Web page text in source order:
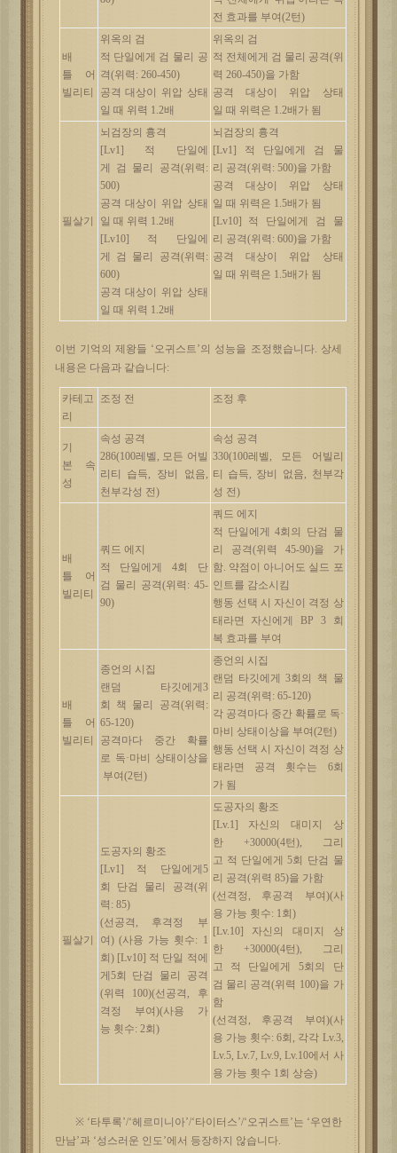
전 효과를 부여 (2턴)
배
틀
어
빌리티
위옥의 검
적 단일에게 검 물리
공
격(위력 : 260-450)
공격 대상이 위압 상태
일 때 위력 1.2배
위옥의 검
적 전체에게 검 물리 공격(위
력 260-450)을 가함
공격
대상이 위압
상태
일 때 위력은 1.2배가 됨
필살기
뇌검장의 흉격
[Lv1] 적
단일에
게
검 물리 공격(위력 :
500)
공격 대상이 위압 상태
일 때 위력 1.2배
[Lv10] 적
단일에
게
검 물리 공격(위력 :
600)
공격 대상이 위압 상태
일 때 위력 1.2배
뇌검장의 흉격
[Lv1] 적 단일에게 검
물
리 공격(위력 : 500)을 가함
공격
대상이 위압
상태
일 때 위력은 1.5배가 됨
[Lv10] 적 단일에게 검
물
리 공격(위력 : 600)을 가함
공격
대상이 위압
상태
일 때 위력은 1.5배가 됨
이번 기억의 제왕들 ‘오귀스트’의 성능을 조정했습니다. 상세
내용은 다음과 같습니다:
카테고
리
조정 전 조정 후
기
본
속
성
속성 공격
286(100레벨 모든 어빌
리티
습득 장비 없음
천부각성 전)
속성 공격
330(100레벨 모든
어빌리
티 습득 장비 없음
천부각
성 전)
배
틀
어
빌리티
쿼드 에지
적
단일에게 4회 단
검 물리 공격(위력 : 45-
90)
쿼드 에지
적 단일에게 4회의 단검
물
리
공격(위력 45-90)을
가
함. 약점이 아니어도 실드 포
인트를 감소시킴
행동 선택 시 자신이 격정 상
태라면
자신에게 BP 3 회
복 효과를 부여
배
틀
어
빌리티
종언의 시집
랜덤
타깃에게3
회
책 물리 공격(위력 :
65-120)
공격마다
중간
확률
로 독·마비 상태이상을
부여(2턴)
종언의 시집
랜덤 타깃에게 3회의 책
물
리 공격(위력 : 65-120)
각 공격마다 중간 확률로 독·
마비 상태이상을 부여(2턴)
행동 선택 시 자신이 격정 상
태라면
공격 횟수는 6회
가 됨
필살기
도공자의 황조
[Lv1] 적 단일에게5
회
단검 물리 공격(위
력 : 85)
(선공격 후격정
부
여) (사용 가능 횟수: 1
회) [Lv10] 적 단일 적에
게5회 단검 물리
공격
(위력 100)(선공격
후
격정
부여)(사용
가
능 횟수: 2회)
도공자의 황조
[Lv.1] 자신의 대미지
상
한
+30000(4턴),
그리
고 적 단일에게 5회 단검 물
리 공격(위력 85)을 가함
(선격정 후공격 부여)(사
용 가능 횟수: 1 회)
[Lv.10] 자신의 대미지
상
한
+30000(4턴),
그리
고
적 단일에게 5회의 단
검 물리 공격(위력 100)을 가
함
(선격정 후공격 부여)(사
용 가능 횟수: 6회 각각 Lv.3,
Lv.5, Lv.7, Lv.9, Lv.10에서 사
용 가능 횟수 1 회 상승)
※ ‘타투록’/‘헤르미니아’/‘타이터스’/‘오귀스트’는 ‘우연한
만남’과 ‘성스러운 인도’에서 등장하지 않습니다.